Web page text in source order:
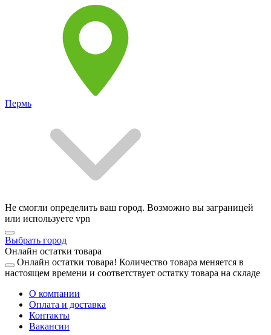
Пермь
Не смогли определить ваш город. Возможно вы заграницей
или используете vpn
Выбрать город
Онлайн остатки товара
Онлайн остатки товара! Количество товара меняется в
настоящем времени и соответствует остатку товара на складе
О компании
Оплата и доставка
Контакты
Вакансии